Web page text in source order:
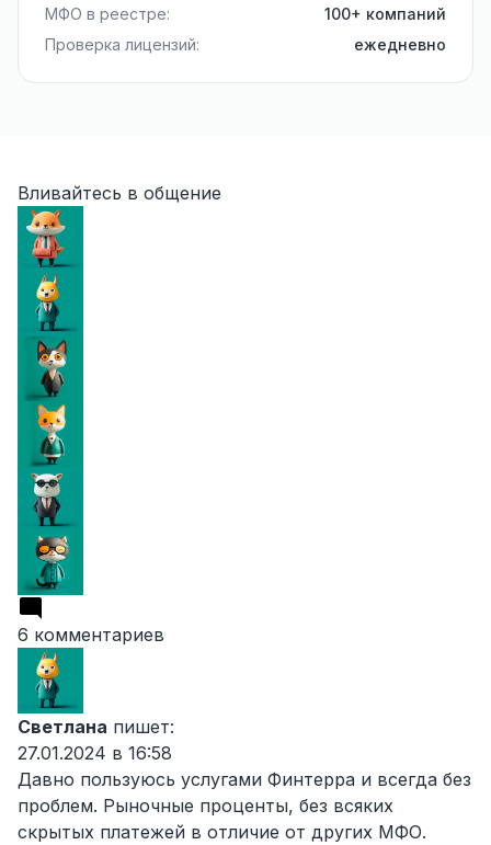
МФО в реестре:
100+ компаний
Проверка лицензий:
ежедневно
Вливайтесь в общение
6 комментариев
Светлана пишет:
27.01.2024 в 16:58
Давно пользуюсь услугами Финтерра и всегда без
проблем. Рыночные проценты, без всяких
скрытых платежей в отличие от других МФО.